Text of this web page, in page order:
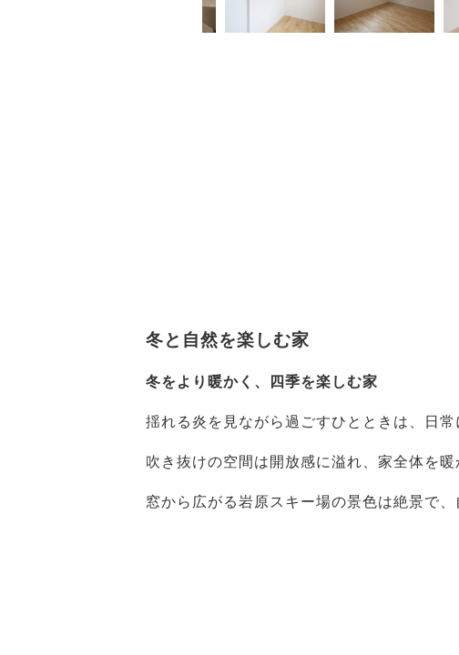
冬と自然を楽しむ家
冬をより暖かく、四季を楽しむ家
揺れる炎を見ながら過ごすひとときは、日常
吹き抜けの空間は開放感に溢れ、家全体を
窓から広がる岩原スキー場の景色は絶景で、